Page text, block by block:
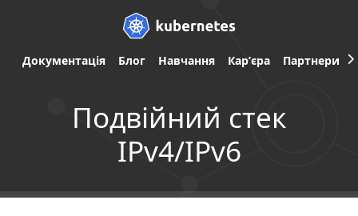
Документація Блог Навчання Карʼєра Партнери
Подвійний стек
IPv4/IPv6